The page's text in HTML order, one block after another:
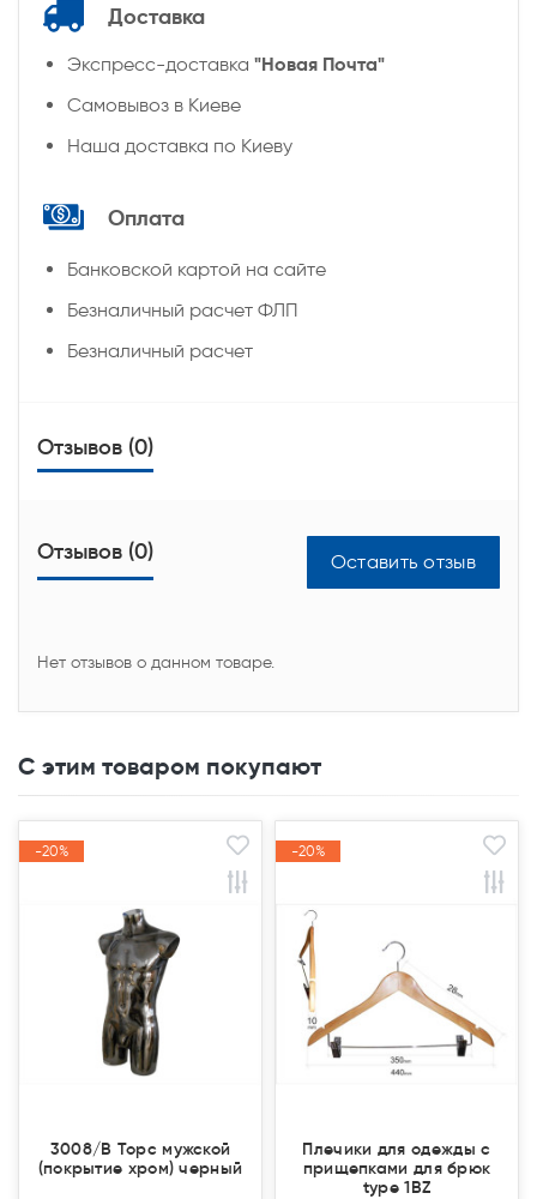
Доставка
Экспресс-доставка "Новая Почта"
Самовывоз в Киеве
Наша доставка по Киеву
Оплата
Банковской картой на сайте
Безналичный расчет ФЛП
Безналичный расчет
Отзывов (0)
Отзывов (0) Оставить отзыв
Нет отзывов о данном товаре.
С этим товаром покупают
-20%
-20%
3008/В Торс мужской
(покрытие хром) черный
-20%
-20%
Плечики для одежды с
прищепками для брюк
type 1ВZ